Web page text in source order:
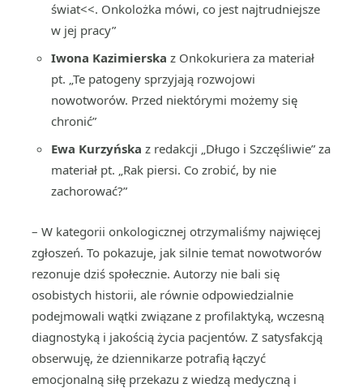
świat<<. Onkolożka mówi, co jest najtrudniejsze
w jej pracy”
Iwona Kazimierska z Onkokuriera za materiał
pt. „Te patogeny sprzyjają rozwojowi
nowotworów. Przed niektórymi możemy się
chronić”
Ewa Kurzyńska z redakcji „Długo i Szczęśliwie” za
materiał pt. „Rak piersi. Co zrobić, by nie
zachorować?”
– W kategorii onkologicznej otrzymaliśmy najwięcej
zgłoszeń. To pokazuje, jak silnie temat nowotworów
rezonuje dziś społecznie. Autorzy nie bali się
osobistych historii, ale równie odpowiedzialnie
podejmowali wątki związane z profilaktyką, wczesną
diagnostyką i jakością życia pacjentów. Z satysfakcją
obserwuję, że dziennikarze potrafią łączyć
emocjonalną siłę przekazu z wiedzą medyczną i